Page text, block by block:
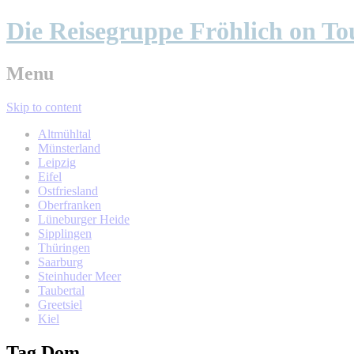
Die Reisegruppe Fröhlich on
Menu
Skip to content
Altmühltal
Münsterland
Leipzig
Eifel
Ostfriesland
Oberfranken
Lüneburger Heide
Sipplingen
Thüringen
Saarburg
Steinhuder Meer
Taubertal
Greetsiel
Kiel